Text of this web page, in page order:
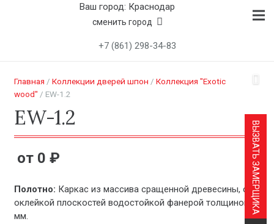
Ваш город: Краснодар
сменить город
+7 (861) 298-34-83
Главная / Коллекции дверей шпон / Коллекция "Exotic
wood" / EW-1.2
EW-1.2
0 ₽
Полотно: Каркас из массива сращенной древесины, с
оклейкой плоскостей водостойкой фанерой толщиной 8
мм.
ВЫЗВАТЬ ЗАМЕРЩИКА